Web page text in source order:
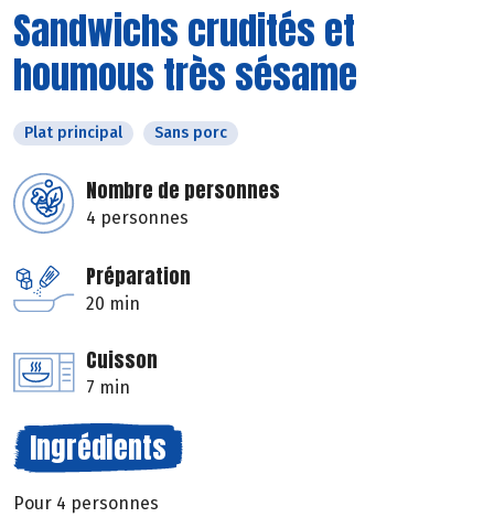
Sandwichs crudités et
houmous très sésame
Plat principal Sans porc
Nombre de personnes
4 personnes
Préparation
20 min
Cuisson
7 min
Ingrédients
Pour 4 personnes